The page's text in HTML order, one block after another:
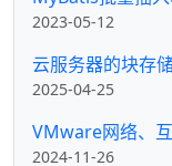
2023-05-12
云服务器的块存
2025-04-25
VMware网络、
2024-11-26